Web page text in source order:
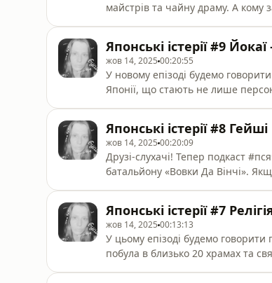
майстрів та чайну драму. А кому зайшов епізод - жду донат. Друзі, долучаюсь до нового збору
Японські істерії #9
жов 14, 2025 00:20:55
У новому епізоді будемо
Японії, що стають не лише
«Вовки Да Вінчі». Буду вдячна за
Японські істерії #8 Гейші
жов 14, 2025 00:20:09
Друзі-слухачі! Тепер подкаст
батальйону «Вовки Да Вінчі».
Японські істерії #7
жов 14, 2025 00:13:13
У цьому епізоді будемо говорити
побула в близько 20 храмах та